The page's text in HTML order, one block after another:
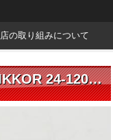
の取り組みについて
Nikon レンズ N AF-S NIKKOR 24-120mm1:4G ED